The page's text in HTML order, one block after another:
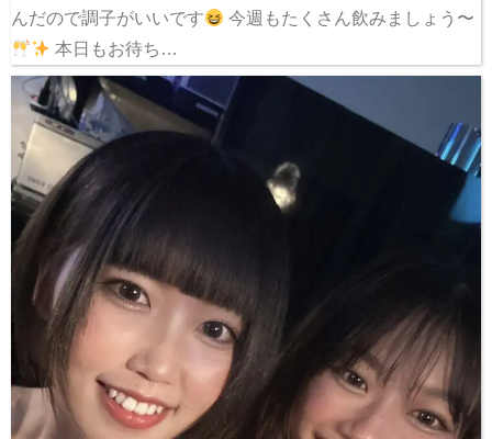
んだので調子がいいです
今週もたくさん飲みましょう〜
本日もお待ち…